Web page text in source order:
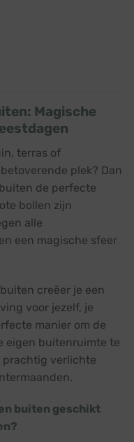
Magische
terras of
plek? Dan
de perfecte
bollen zijn
alle
een magische sfeer
creëer je een
voor jezelf, je
manier om de
eigen buitenruimte te
prachtig verlichte
buiten geschikt